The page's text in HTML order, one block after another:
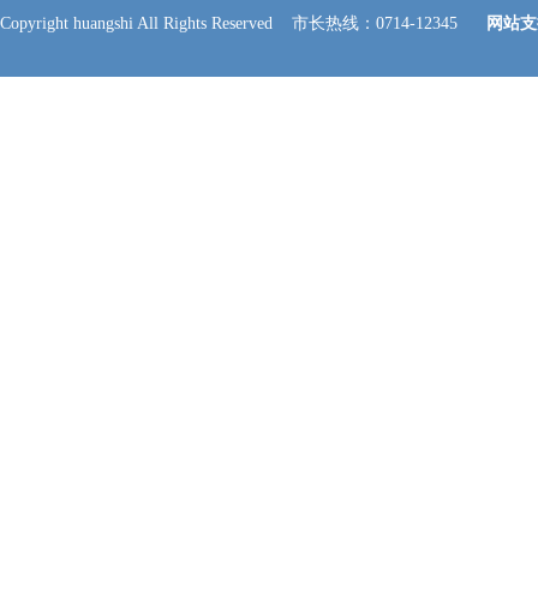
Copyright huangshi All Rights Reserved 市长热线：0714-12345
网站